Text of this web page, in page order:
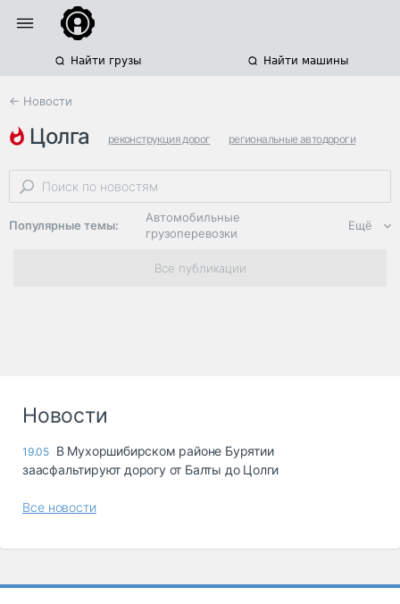
Найти грузы Найти машины
← Новости
цолга реконструкция дорог региональные автодороги
планы на 2025 год
Популярные темы:
Автомобильные
грузоперевозки
Региональная
логистика
опасные грузы
грузовые
Ещё
Все публикации
Новости
19.05 В Мухоршибирском районе Бурятии
заасфальтируют дорогу от Балты до Цолги
Все новости